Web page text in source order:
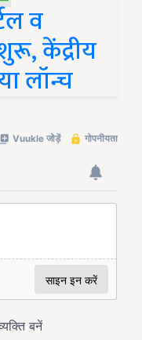
व
केंद्रीय
लॉन्च